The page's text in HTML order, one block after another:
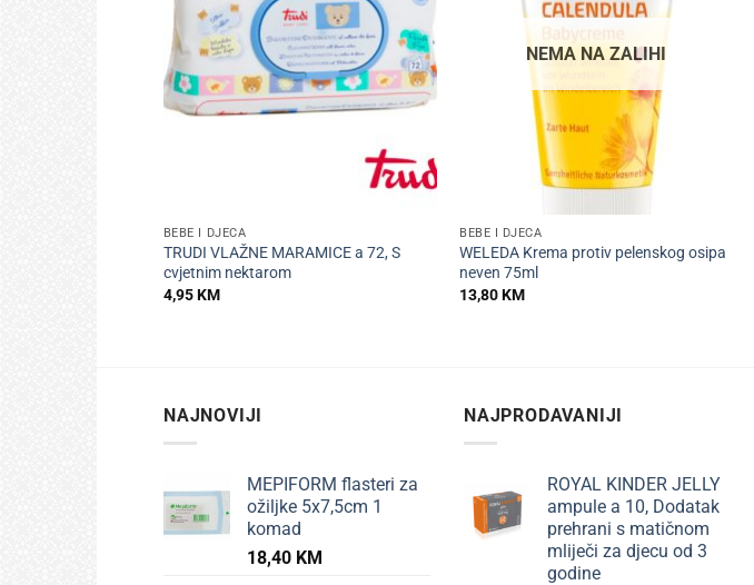
BEBE I DJECA
TRUDI VLAŽNE MARAMICE a 72, S
cvjetnim nektarom
4,95KM
NEMA NA ZALIHI
BEBE I DJECA
WELEDA Krema protiv pelenskog osipa
neven 75ml
13,80KM
NAJNOVIJI
MEPIFORM flasteri za
ožiljke 5x7,5cm 1
komad
18,40 KM
NAJPRODAVANIJI
ROYAL KINDER JELLY
ampule a 10, Dodatak
prehrani s matičnom
mliječi za djecu od 3
godine